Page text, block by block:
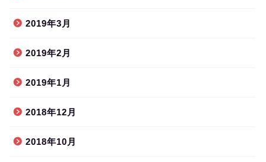
2019年3月
2019年2月
2019年1月
2018年12月
2018年10月